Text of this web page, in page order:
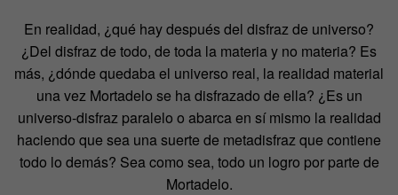
En realidad, ¿qué hay después del disfraz de universo?
¿Del disfraz de todo, de toda la materia y no materia? Es
más, ¿dónde quedaba el universo real, la realidad material
una vez Mortadelo se ha disfrazado de ella? ¿Es un
universo-disfraz paralelo o abarca en sí mismo la realidad
haciendo que sea una suerte de metadisfraz que contiene
todo lo demás? Sea como sea, todo un logro por parte de
Mortadelo.